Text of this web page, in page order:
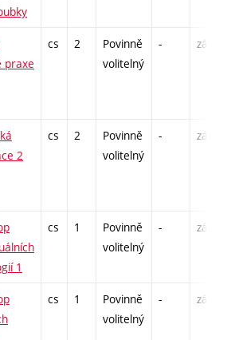
praxe
cs 2
Povinně
volitelný
- zá
2
cs 2
Povinně
volitelný
- zá
1
cs 1
Povinně
volitelný
- zá
cs 1
Povinně
volitelný
- zá